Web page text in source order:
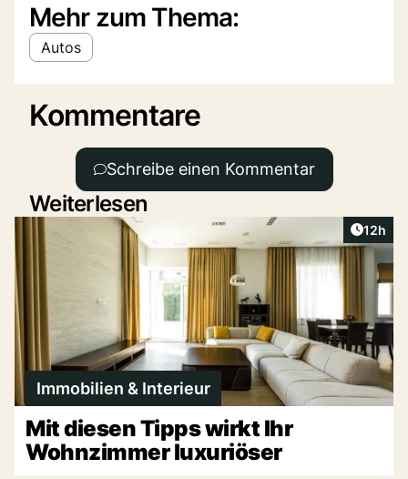
Mehr zum Thema:
Autos
Kommentare
Schreibe einen Kommentar
Weiterlesen
Artikel
12h
Immobilien & Interieur
Mit diesen Tipps wirkt Ihr
Wohnzimmer luxuriöser